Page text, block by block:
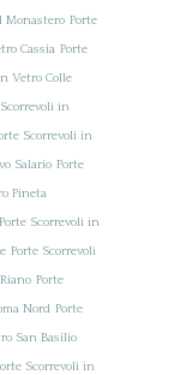
Monastero Porte
Cassia Porte
Vetro Colle
in
Scorrevoli in
Salario Porte
Pineta
Porte Scorrevoli in
Porte Scorrevoli
Porte
Nord Porte
San Basilio
Scorrevoli in